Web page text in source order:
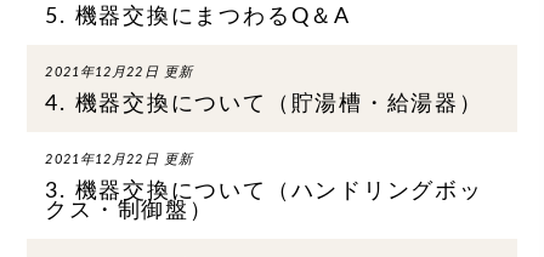
5. 機器交換にまつわるQ＆A
2021年12月22日 更新
4. 機器交換について（貯湯槽・給湯器）
2021年12月22日 更新
3. 機器交換について（ハンドリングボッ
クス・制御盤）